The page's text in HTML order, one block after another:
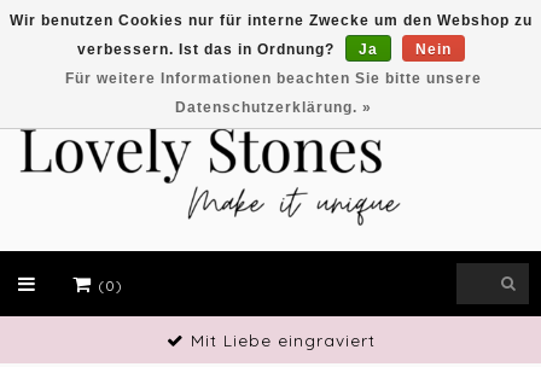
EUR
(0)
Mit Liebe eingraviert
Wir benutzen Cookies nur für interne Zwecke um den Webshop zu
verbessern. Ist das in Ordnung?
Ja
Nein
Für weitere Informationen beachten Sie bitte unsere
Datenschutzerklärung. »